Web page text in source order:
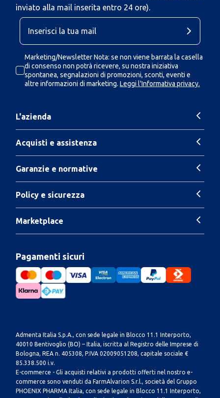
inviato alla mail inserita entro 24 ore).
Marketing/Newsletter Nota: se non viene barrata la casella
di consenso non potrà ricevere, su nostra iniziativa
spontanea, segnalazioni di promozioni, sconti, eventi e
altre informazioni di marketing. Leggi l'Informativa privacy.
L'azienda
Acquisti e assistenza
Garanzie e normative
Policy e sicurezza
Marketplace
Pagamenti sicuri
Admenta Italia S.p.A., con sede legale in Blocco 11.1 Interporto,
40010 Bentivoglio (BO) – Italia, iscritta al Registro delle Imprese di
Bologna, REA n. 405308, P.IVA 02009051208, capitale sociale €
85.338.500 i.v.
E-commerce - Gli acquisti relativi a prodotti offerti nel nostro e-
commerce sono venduti da FarmAlvarion S.r.l., società del Gruppo
PHOENIX PHARMA Italia, con sede legale in Blocco 11.1 Interporto,